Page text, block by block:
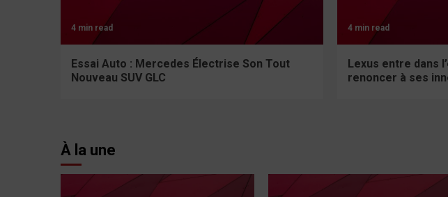
4 min read
Essai Auto : Mercedes Électrise Son Tout
Nouveau SUV GLC
4 min read
Lexus entre dans
renoncer à ses
À la une